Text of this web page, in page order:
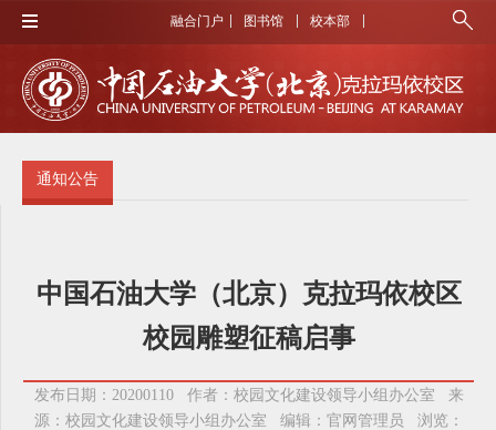
融合门户 图书馆 校本部
通知公告
中国石油大学（北京）克拉玛依校区
校园雕塑征稿启事
发布日期：20200110 作者：校园文化建设领导小组办公室 来
源：校园文化建设领导小组办公室 编辑：官网管理员 浏览：